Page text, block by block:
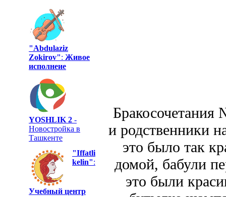
"Abdulaziz
Zokirov": Живое
исполнеие
YOSHLIK 2 -
Новостройка в
Ташкенте
"Iffatli
kelin":
Учебный центр
и родственники
это было так
домой, бабули
это были